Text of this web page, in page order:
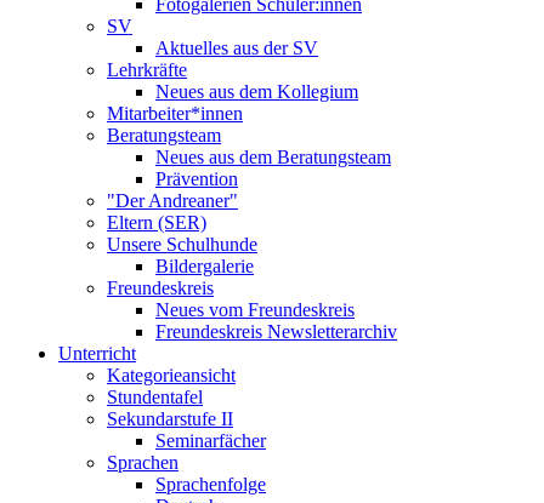
Fotogalerien Schüler:innen
SV
Aktuelles aus der SV
Lehrkräfte
Neues aus dem Kollegium
Mitarbeiter*innen
Beratungsteam
Neues aus dem Beratungsteam
Prävention
"Der Andreaner"
Eltern (SER)
Unsere Schulhunde
Bildergalerie
Freundeskreis
Neues vom Freundeskreis
Freundeskreis Newsletterarchiv
Unterricht
Kategorieansicht
Stundentafel
Sekundarstufe II
Seminarfächer
Sprachen
Sprachenfolge